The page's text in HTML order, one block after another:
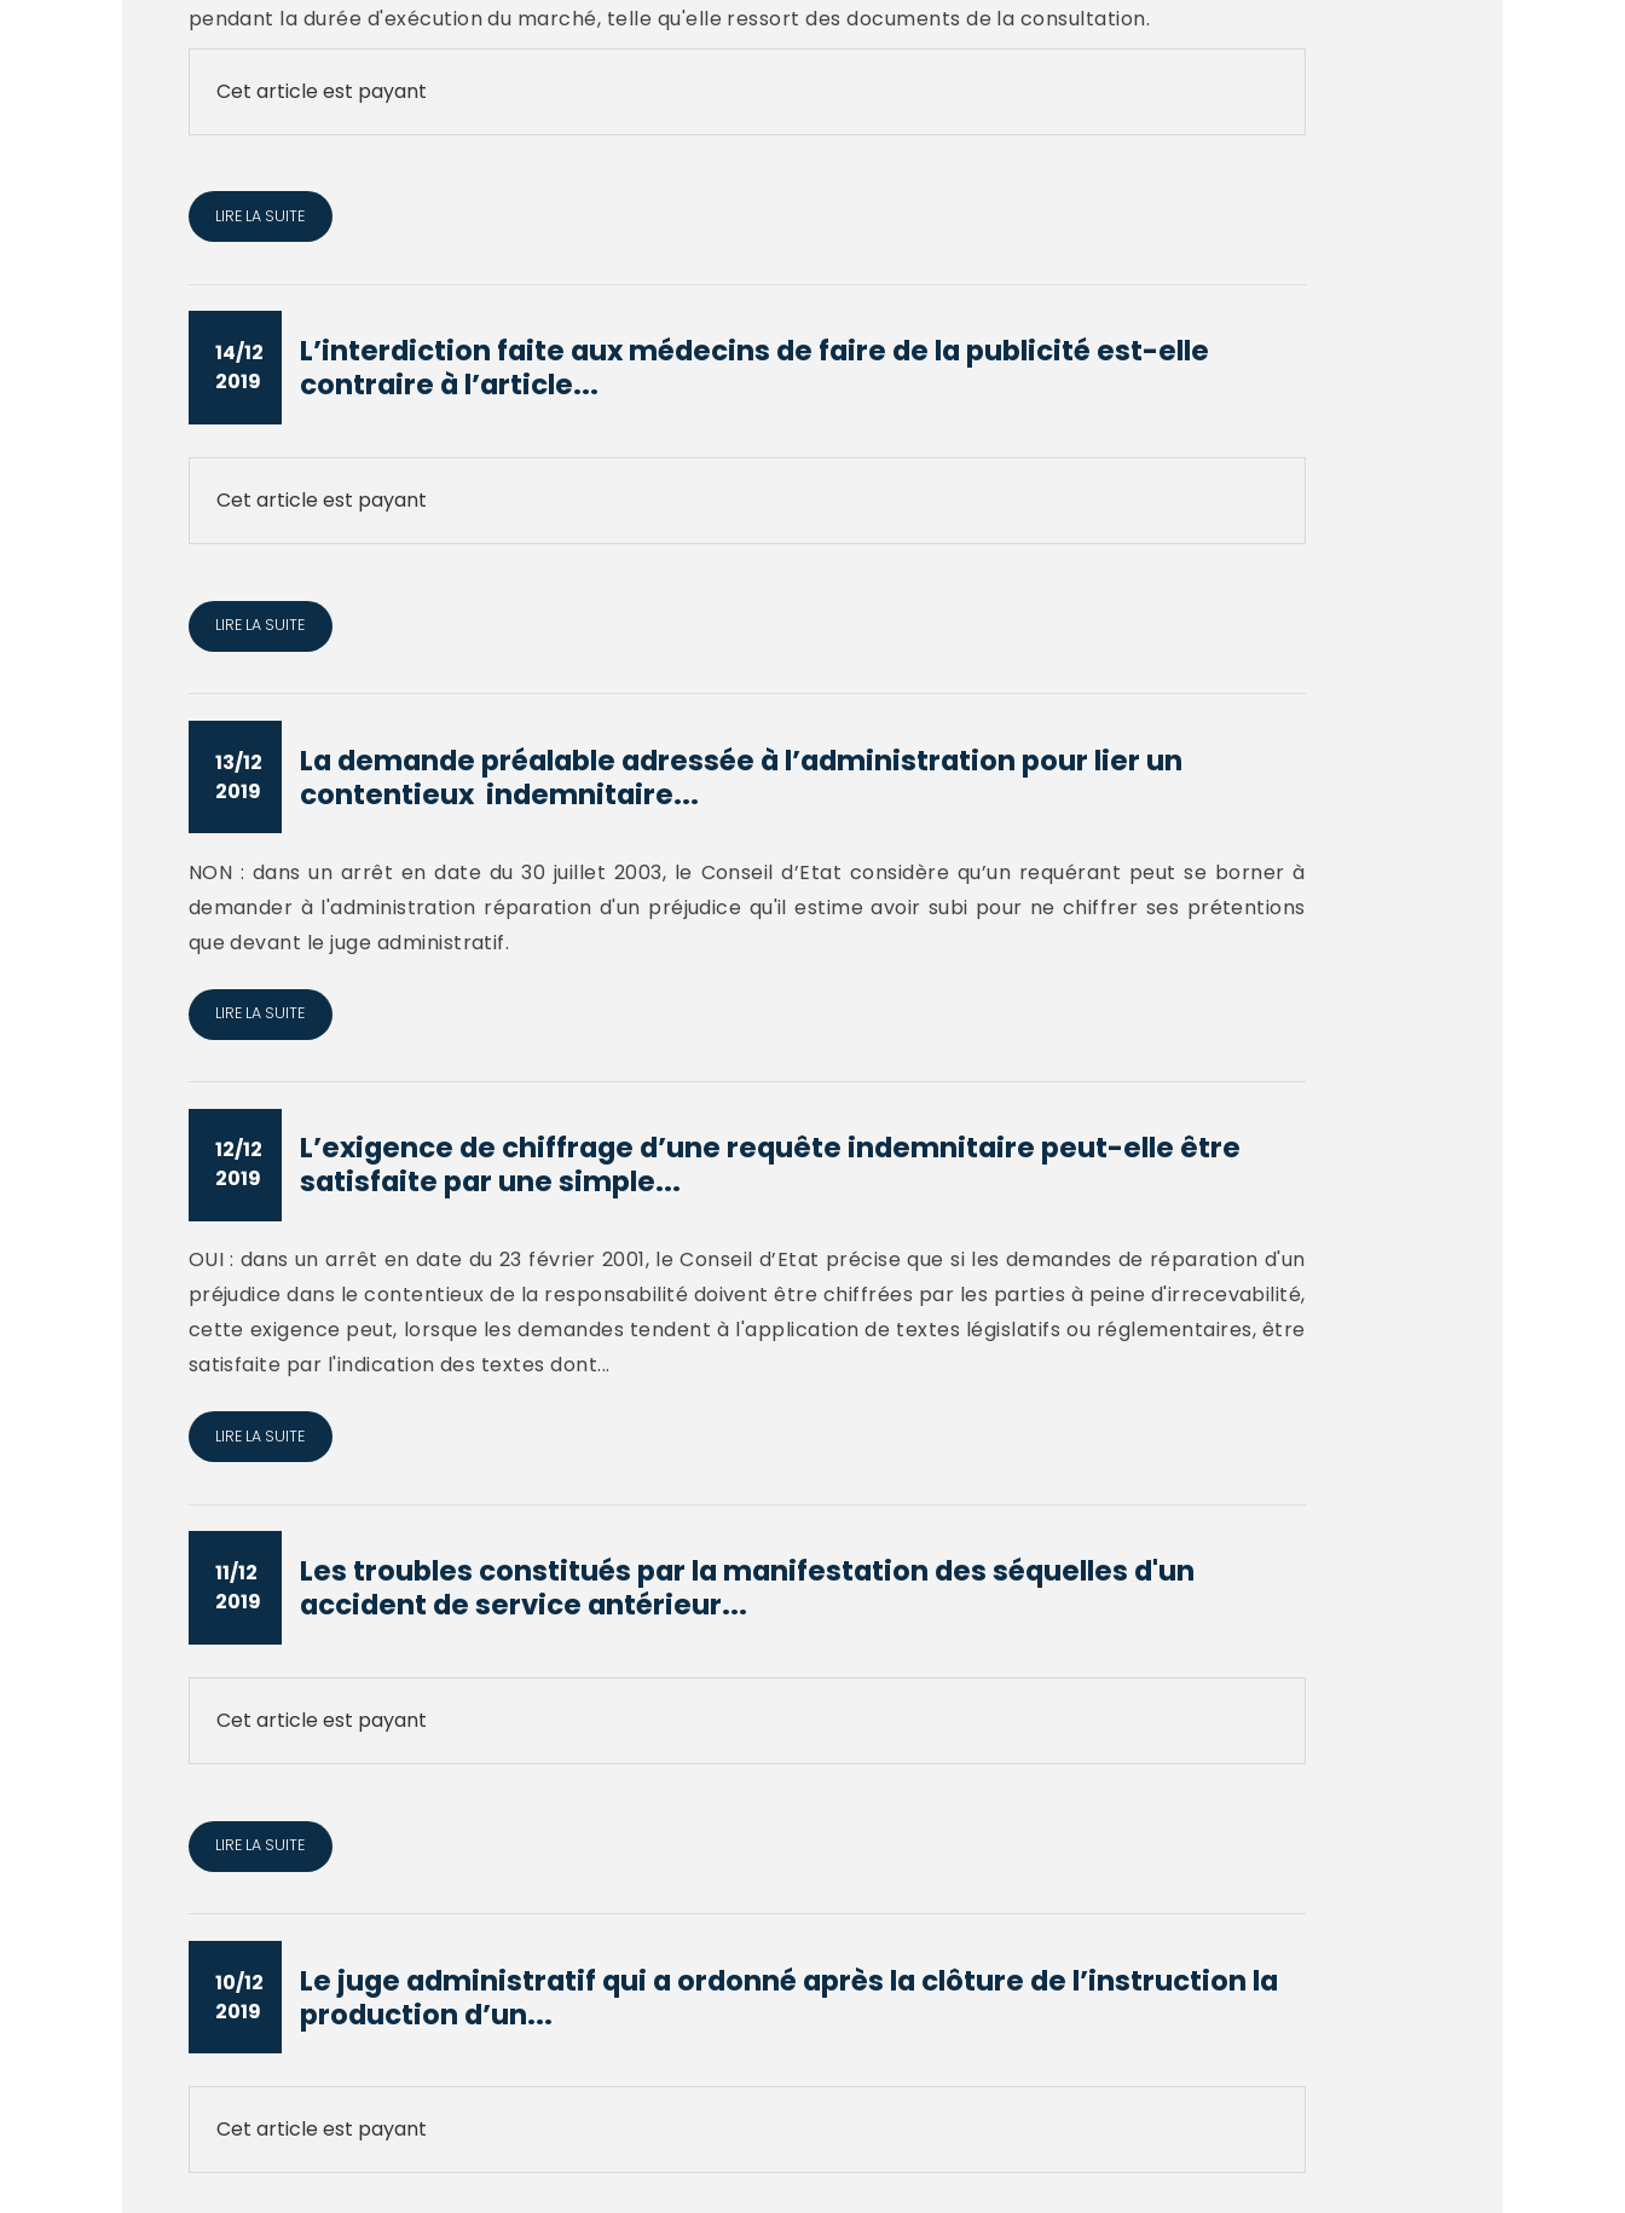
pendant la durée d'exécution du marché, telle qu'elle ressort des documents de la consultation.
Cet article est payant
LIRE LA SUITE
14/12
2019
L’interdiction faite aux médecins de faire de la publicité est-elle
contraire à l’article...
Cet article est payant
LIRE LA SUITE
13/12
2019
La demande préalable adressée à l’administration pour lier un
contentieux indemnitaire...
NON : dans un arrêt en date du 30 juillet 2003, le Conseil d’Etat considère qu’un requérant peut se borner à
demander à l'administration réparation d'un préjudice qu'il estime avoir subi pour ne chiffrer ses prétentions
que devant le juge administratif.
LIRE LA SUITE
12/12
2019
L’exigence de chiffrage d’une requête indemnitaire peut-elle être
satisfaite par une simple...
OUI : dans un arrêt en date du 23 février 2001, le Conseil d’Etat précise que si les demandes de réparation d'un
préjudice dans le contentieux de la responsabilité doivent être chiffrées par les parties à peine d'irrecevabilité,
cette exigence peut, lorsque les demandes tendent à l'application de textes législatifs ou réglementaires, être
satisfaite par l'indication des textes dont...
LIRE LA SUITE
11/12
2019
Les troubles constitués par la manifestation des séquelles d'un
accident de service antérieur...
Cet article est payant
LIRE LA SUITE
10/12
2019
Le juge administratif qui a ordonné après la clôture de l’instruction la
production d’un...
Cet article est payant